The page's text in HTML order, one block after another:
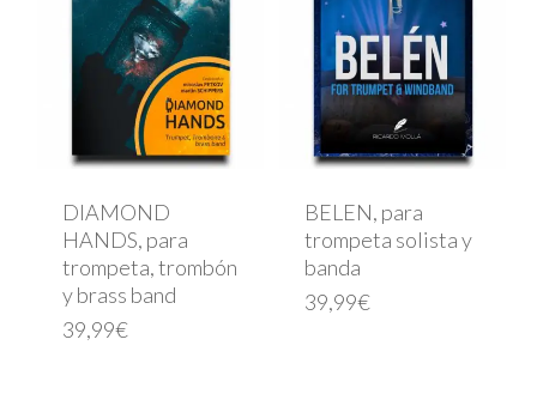
DIAMOND
HANDS, para
trompeta, trombón
y brass band
39,99€
BELEN, para
trompeta solista y
banda
39,99€